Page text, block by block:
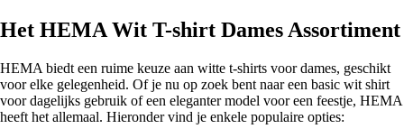
Het HEMA Wit T-shirt Dames Assortiment
HEMA biedt een ruime keuze aan witte t-shirts voor dames, geschikt
voor elke gelegenheid. Of je nu op zoek bent naar een basic wit shirt
voor dagelijks gebruik of een eleganter model voor een feestje, HEMA
heeft het allemaal. Hieronder vind je enkele populaire opties: